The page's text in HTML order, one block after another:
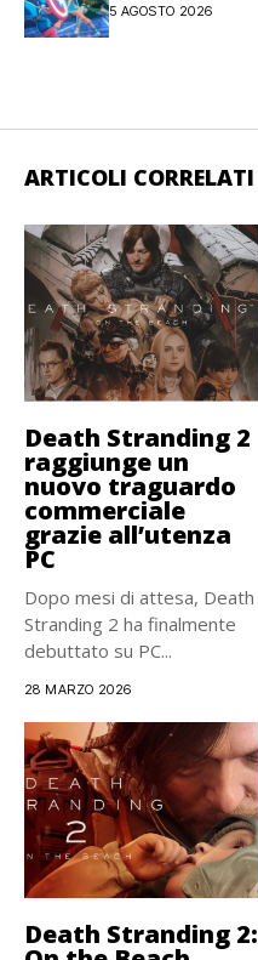
5 AGOSTO 2026
ARTICOLI CORRELATI
Death Stranding 2
raggiunge un
nuovo traguardo
commerciale
grazie all’utenza
PC
Dopo mesi di attesa, Death
Stranding 2 ha finalmente
debuttato su PC...
28 MARZO 2026
Death Stranding 2: